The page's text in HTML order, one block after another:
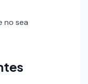
no sea